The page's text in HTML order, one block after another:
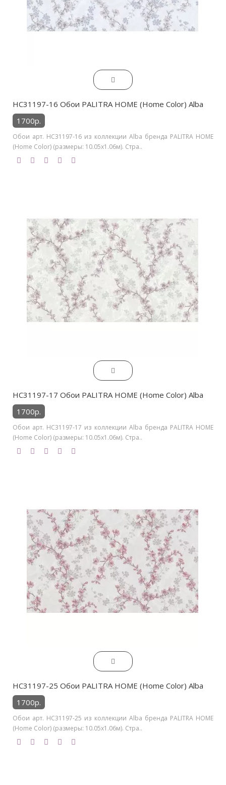
HC31197-16 Обои PALITRA HOME (Home Color) Alba
1700р.
Обои арт. HC31197-16 из коллекции Alba бренда PALITRA HOME
(Home Color) (размеры: 10.05х1.06м). Стра..
HC31197-17 Обои PALITRA HOME (Home Color) Alba
1700р.
Обои арт. HC31197-17 из коллекции Alba бренда PALITRA HOME
(Home Color) (размеры: 10.05х1.06м). Стра..
HC31197-25 Обои PALITRA HOME (Home Color) Alba
1700р.
Обои арт. HC31197-25 из коллекции Alba бренда PALITRA HOME
(Home Color) (размеры: 10.05х1.06м). Стра..